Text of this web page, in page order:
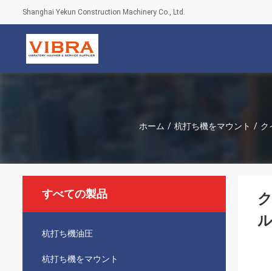
Shanghai Yekun Construction Machinery Co., Ltd.
ホーム / 杭打ち機をマウント / ク
すべての製品
杭打ち機油圧
杭打ち機をマウント